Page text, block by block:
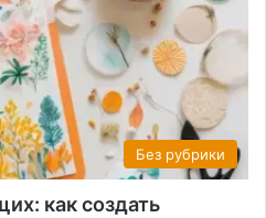
Без рубрики
как создать